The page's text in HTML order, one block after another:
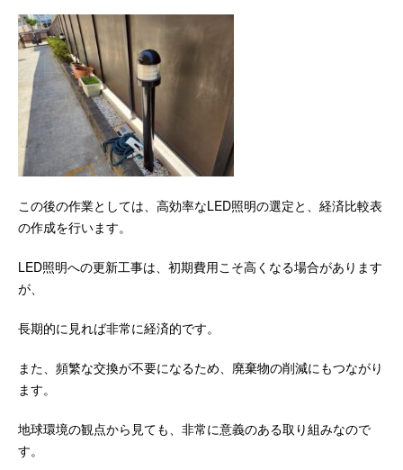
この後の作業としては、高効率なLED照明の選定と、経済比較表
の作成を行います。
LED照明への更新工事は、初期費用こそ高くなる場合があります
が、
長期的に見れば非常に経済的です。
また、頻繁な交換が不要になるため、廃棄物の削減にもつながり
ます。
地球環境の観点から見ても、非常に意義のある取り組みなので
す。